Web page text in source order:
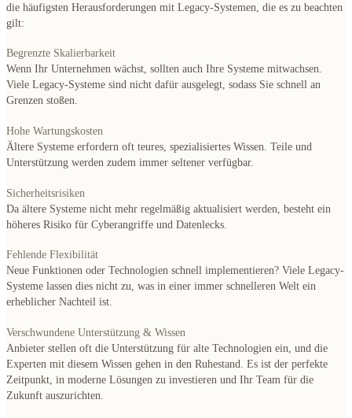
die häufigsten Herausforderungen mit Legacy-Systemen, die es zu beachten
gilt:
Begrenzte Skalierbarkeit
Wenn Ihr Unternehmen wächst, sollten auch Ihre Systeme mitwachsen.
Viele Legacy-Systeme sind nicht dafür ausgelegt, sodass Sie schnell an
Grenzen stoßen.
Hohe Wartungskosten
Ältere Systeme erfordern oft teures, spezialisiertes Wissen. Teile und
Unterstützung werden zudem immer seltener verfügbar.
Sicherheitsrisiken
Da ältere Systeme nicht mehr regelmäßig aktualisiert werden, besteht ein
höheres Risiko für Cyberangriffe und Datenlecks.
Fehlende Flexibilität
Neue Funktionen oder Technologien schnell implementieren? Viele Legacy-
Systeme lassen dies nicht zu, was in einer immer schnelleren Welt ein
erheblicher Nachteil ist.
Verschwundene Unterstützung & Wissen
Anbieter stellen oft die Unterstützung für alte Technologien ein, und die
Experten mit diesem Wissen gehen in den Ruhestand. Es ist der perfekte
Zeitpunkt, in moderne Lösungen zu investieren und Ihr Team für die
Zukunft auszurichten.